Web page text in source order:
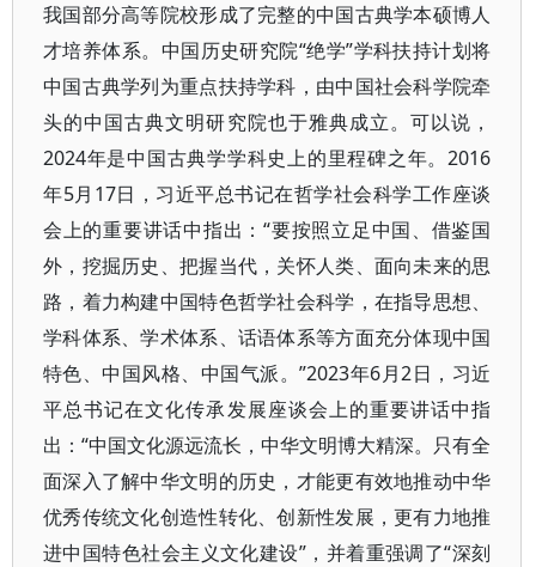
我国部分高等院校形成了完整的中国古典学本硕博人
才培养体系。中国历史研究院“绝学”学科扶持计划将
中国古典学列为重点扶持学科，由中国社会科学院牵
头的中国古典文明研究院也于雅典成立。可以说，
2024年是中国古典学学科史上的里程碑之年。2016
年5月17日，习近平总书记在哲学社会科学工作座谈
会上的重要讲话中指出：“要按照立足中国、借鉴国
外，挖掘历史、把握当代，关怀人类、面向未来的思
路，着力构建中国特色哲学社会科学，在指导思想、
学科体系、学术体系、话语体系等方面充分体现中国
特色、中国风格、中国气派。”2023年6月2日，习近
平总书记在文化传承发展座谈会上的重要讲话中指
出：“中国文化源远流长，中华文明博大精深。只有全
面深入了解中华文明的历史，才能更有效地推动中华
优秀传统文化创造性转化、创新性发展，更有力地推
进中国特色社会主义文化建设”，并着重强调了“深刻